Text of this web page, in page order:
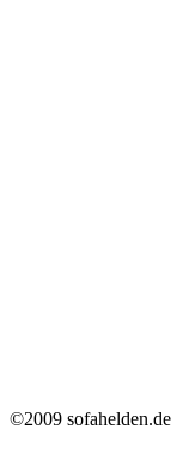
©2009 sofahelden.de